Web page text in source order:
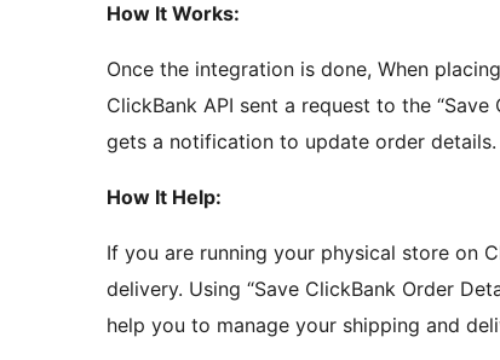
How It Works:
Once the integration is done, When
ClickBank API sent a request to the
gets a notification to update order details.
How It Help:
If you are running your physical store on
delivery. Using “Save ClickBank Order
help you to manage your shipping and